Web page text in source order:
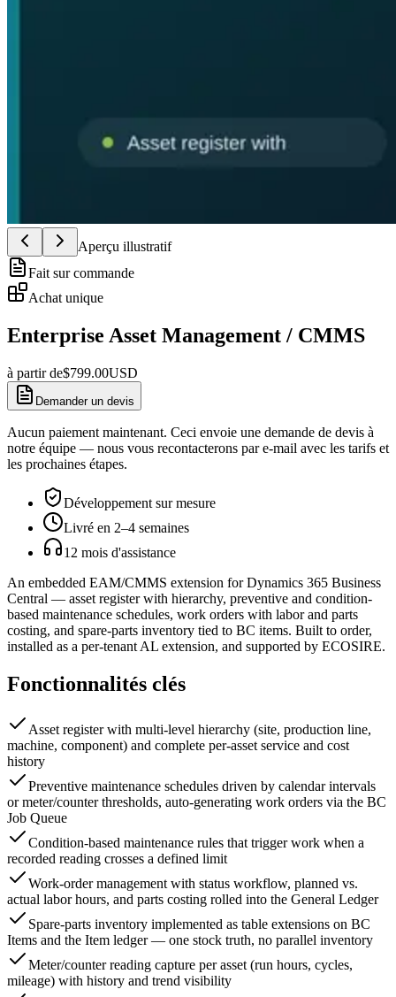
Aperçu illustratif
Fait sur commande
Achat unique
Enterprise Asset Management / CMMS
à partir de$799.00USD
Demander un devis
Aucun paiement maintenant. Ceci envoie une demande de devis à
notre équipe — nous vous recontacterons par e-mail avec les tarifs et
les prochaines étapes.
Développement sur mesure
Livré en 2–4 semaines
12 mois d'assistance
An embedded EAM/CMMS extension for Dynamics 365 Business
Central — asset register with hierarchy, preventive and condition-
based maintenance schedules, work orders with labor and parts
costing, and spare-parts inventory tied to BC items. Built to order,
installed as a per-tenant AL extension, and supported by ECOSIRE.
Fonctionnalités clés
Asset register with multi-level hierarchy (site, production line,
machine, component) and complete per-asset service and cost
history
Preventive maintenance schedules driven by calendar intervals
or meter/counter thresholds, auto-generating work orders via the BC
Job Queue
Condition-based maintenance rules that trigger work when a
recorded reading crosses a defined limit
Work-order management with status workflow, planned vs.
actual labor hours, and parts costing rolled into the General Ledger
Spare-parts inventory implemented as table extensions on BC
Items and the Item ledger — one stock truth, no parallel inventory
Meter/counter reading capture per asset (run hours, cycles,
mileage) with history and trend visibility